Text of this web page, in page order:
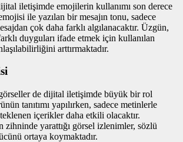
iletişimde emojilerin kullanımı son derece
ile yazılan bir mesajın tonu, sadece
çok daha farklı algılanacaktır. Üzgün,
duyguları ifade etmek için kullanılan
arttırmaktadır.
de dijital iletişimde büyük bir rol
tanıtımı yapılırken, sadece metinlerle
içerikler daha etkili olacaktır.
zihninde yarattığı görsel izlenimler, sözlü
ortaya koymaktadır.